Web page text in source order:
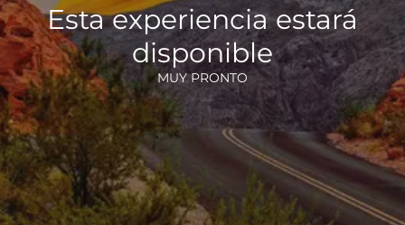
Esta experiencia estará
disponible
MUY PRONTO